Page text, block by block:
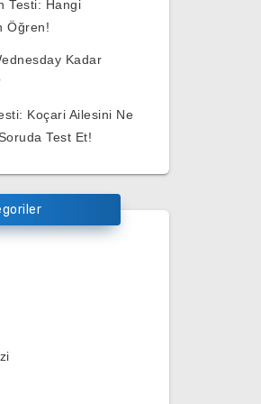
Testi: Hangi
Öğren!
Kadar
Koçari Ailesini Ne
Test Et!